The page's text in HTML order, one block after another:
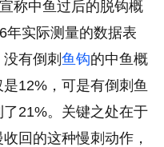
称中鱼过后的脱钩概
年实际测量的数据表
没有倒刺 鱼钩的中鱼概
12%，可是有倒刺鱼
21%。关键之处在于
回的这种慢刺动作，